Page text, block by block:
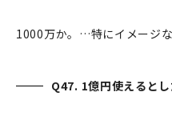
1000万か。…特にイメージな
Q47. 1億円使えるとし